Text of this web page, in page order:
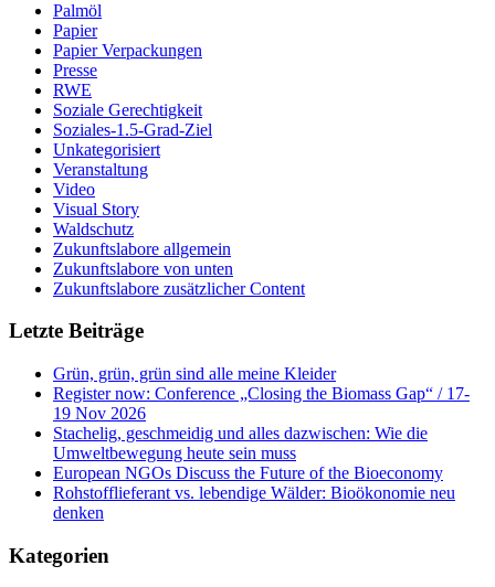
Palmöl
Papier
Papier Verpackungen
Presse
RWE
Soziale Gerechtigkeit
Soziales-1.5-Grad-Ziel
Unkategorisiert
Veranstaltung
Video
Visual Story
Waldschutz
Zukunftslabore allgemein
Zukunftslabore von unten
Zukunftslabore zusätzlicher Content
Letzte Beiträge
Grün, grün, grün sind alle meine Kleider
Register now: Conference „Closing the Biomass Gap“ / 17-
19 Nov 2026
Stachelig, geschmeidig und alles dazwischen: Wie die
Umweltbewegung heute sein muss
European NGOs Discuss the Future of the Bioeconomy
Rohstofflieferant vs. lebendige Wälder: Bioökonomie neu
denken
Kategorien